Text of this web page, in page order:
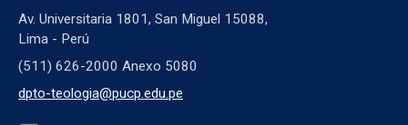
Av. Universitaria 1801, San Miguel 15088,
Lima - Perú
(511) 626-2000 Anexo 5080
dpto-teologia@pucp.edu.pe